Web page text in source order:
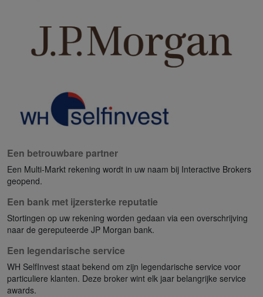
Een betrouwbare partner
Een Multi-Markt rekening wordt in uw naam bij Interactive Brokers
geopend.
Een bank met ijzersterke reputatie
Stortingen op uw rekening worden gedaan via een overschrijving
naar de gereputeerde JP Morgan bank.
Een legendarische service
WH SelfInvest staat bekend om zijn legendarische service voor
particuliere klanten. Deze broker wint elk jaar belangrijke service
awards.